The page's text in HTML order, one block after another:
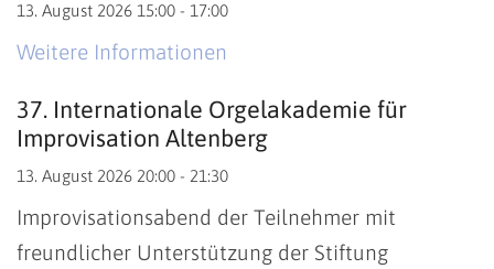
13. August 2026 15:00 - 17:00
Weitere Informationen
37. Internationale Orgelakademie für
Improvisation Altenberg
13. August 2026 20:00 - 21:30
Improvisationsabend der Teilnehmer mit
freundlicher Unterstützung der Stiftung